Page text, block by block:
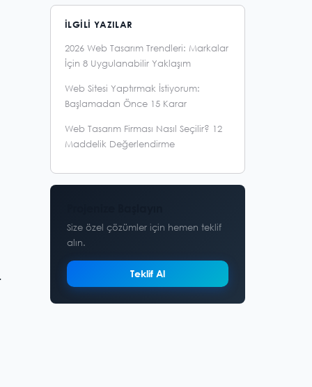
İLGILI YAZILAR
2026 Web Tasarım Trendleri: Markalar
İçin 8 Uygulanabilir Yaklaşım
Web Sitesi Yaptırmak İstiyorum:
Başlamadan Önce 15 Karar
Web Tasarım Firması Nasıl Seçilir? 12
Maddelik Değerlendirme
Size özel çözümler için hemen teklif
alın.
Teklif Al